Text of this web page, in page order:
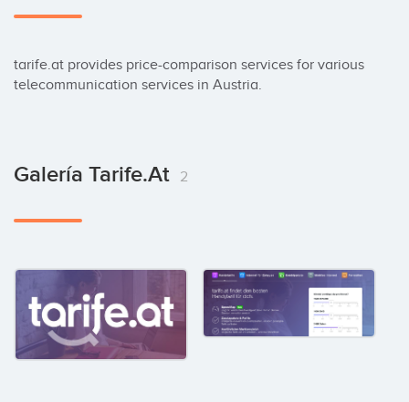
tarife.at provides price-comparison services for various
telecommunication services in Austria.
Galería Tarife.at 2